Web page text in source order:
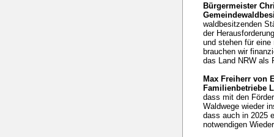
Bürgermeister
waldbesitzenden
der
und stehen für
brauchen wir
das Land NRW als
Max Freiherr von
Familienbetriebe
dass mit den
Waldwege wieder
dass auch in 2025
notwendigen